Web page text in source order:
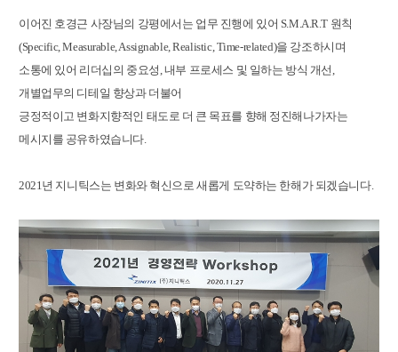
이어진 호경근 사장님의 강평에서는 업무 진행에 있어 S.M.A.R.T 원칙
(Specific, Measurable, Assignable, Realistic, Time-related)을 강조하시며
소통에 있어 리더십의 중요성,내부 프로세스 및 일하는 방식 개선,
개별업무의 디테일 향상과 더불어
긍정적이고 변화지향적인 태도로 더 큰 목표를 향해 정진해나가자는
메시지를 공유하였습니다.
2021년 지니틱스는 변화와 혁신으로 새롭게 도약하는 한해가 되겠습니다.